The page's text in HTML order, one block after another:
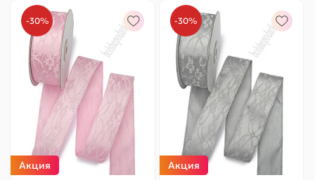
-30%
Акция
-30%
Акция